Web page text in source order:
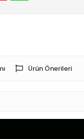
Ürün Önerileri